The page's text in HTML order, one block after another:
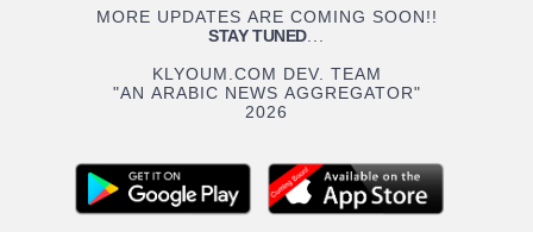
MORE UPDATES ARE COMING SOON!!
STAY TUNED...
KLYOUM.COM DEV. TEAM
"AN ARABIC NEWS AGGREGATOR"
2026